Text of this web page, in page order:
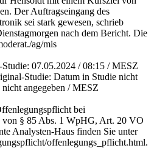
Der Auftragseingang des
sei stark gewesen, schrieb
nach dem Bericht. Die
ag/mis
07.05.2024 / 08:15 / MESZ
Studie: Datum in Studie nicht
angegeben / MESZ
bei
von § 85 Abs. 1 WpHG, Art. 20 VO
Analysten-Haus finden Sie unter
offenlegungs_pflicht.html.